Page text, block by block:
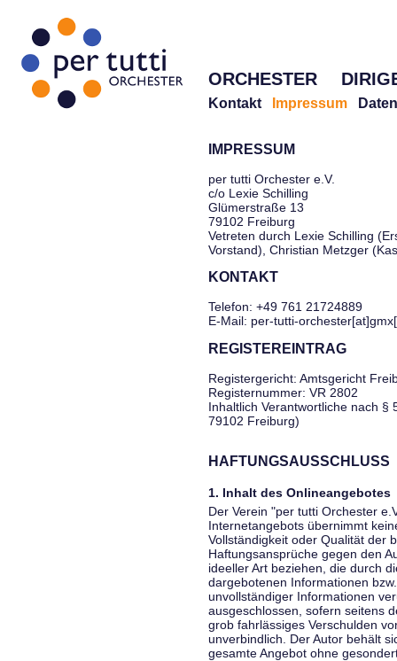
ORCHESTER
Kontakt Impressum
IMPRESSUM
per tutti Orchester e.V.
c/o Lexie Schilling
Glümerstraße 13
79102 Freiburg
Vetreten durch Lexie Schilling
Vorstand), Christian Metzger
KONTAKT
Telefon: +49 761 21724889
E-Mail: per-tutti-
REGISTEREINTRAG
Registergericht: Amtsgericht
Registernummer: VR 2802
Inhaltlich Verantwortliche nach §
79102 Freiburg)
HAFTUNGSAUSSCHLUSS
1. Inhalt des Onlineangebotes
Der Verein "per tutti Orchester
Internetangebots übernimmt
Vollständigkeit oder Qualität der
Haftungsansprüche gegen den
ideeller Art beziehen, die durch
dargebotenen Informationen
unvollständiger Informationen
ausgeschlossen, sofern seitens
grob fahrlässiges Verschulden
unverbindlich. Der Autor behält
gesamte Angebot ohne